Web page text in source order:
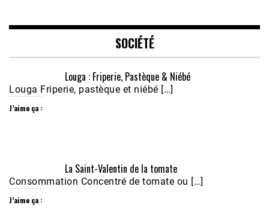
EMBED
Nobana (Podologue)
Feb 24, 2021 • 28mn
SOCIÉTÉ
Louga : Friperie, Pastèque & Niébé
Louga Friperie, pastèque et niébé […]
J’aime ça :
La Saint-Valentin de la tomate
Consommation Concentré de tomate ou […]
J’aime ça :